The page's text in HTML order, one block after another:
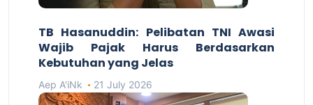
TB Hasanuddin: Pelibatan TNI Awasi
Wajib Pajak Harus Berdasarkan
Kebutuhan yang Jelas
Aep A'iNk 21 July 2026